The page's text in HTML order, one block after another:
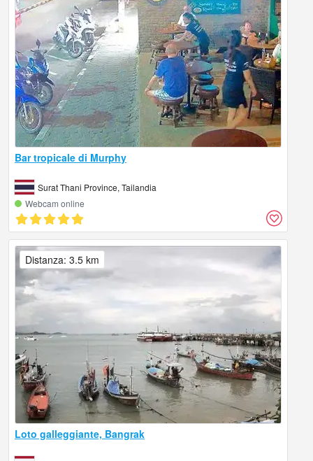
Bar tropicale di Murphy
Surat Thani Province, Tailandia
Webcam online
Loto galleggiante, Bangrak
Distanza: 3.5 km